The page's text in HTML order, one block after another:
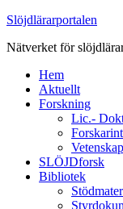
Slöjdlärarportalen
Nätverket för
Hem
Aktuellt
Forskning
Lic.-
SLÖJDforsk
Bibliotek